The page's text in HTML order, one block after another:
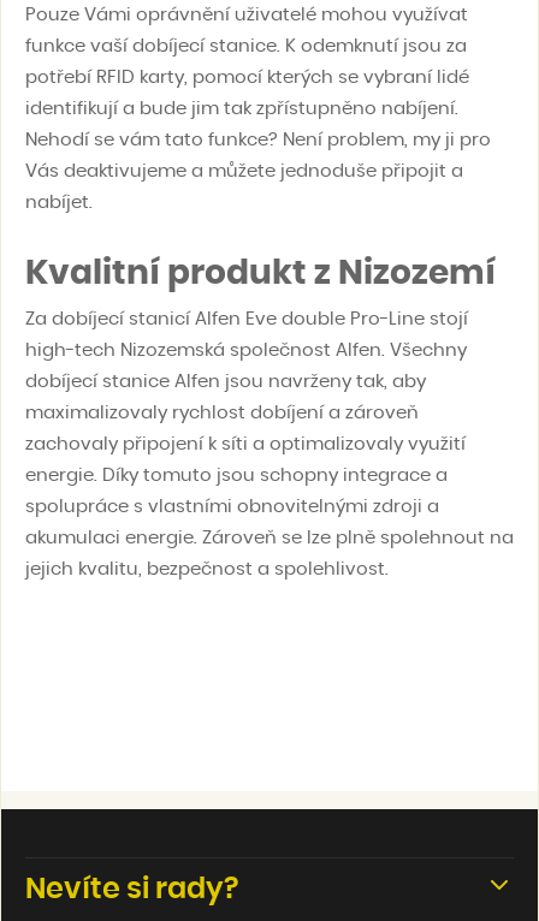
Pouze Vámi oprávnění uživatelé mohou využívat
funkce vaší dobíjecí stanice. K odemknutí jsou za
potřebí RFID karty, pomocí kterých se vybraní lidé
identifikují a bude jim tak zpřístupněno nabíjení.
Nehodí se vám tato funkce? Není problem, my ji pro
Vás deaktivujeme a můžete jednoduše připojit a
nabíjet.
Kvalitní produkt z Nizozemí
Za dobíjecí stanicí Alfen Eve double Pro-Line stojí
high-tech Nizozemská společnost Alfen. Všechny
dobíjecí stanice Alfen jsou navrženy tak, aby
maximalizovaly rychlost dobíjení a zároveň
zachovaly připojení k síti a optimalizovaly využití
energie. Díky tomuto jsou schopny integrace a
spolupráce s vlastními obnovitelnými zdroji a
akumulaci energie. Zároveň se lze plně spolehnout na
jejich kvalitu, bezpečnost a spolehlivost.
Nevíte si rady?